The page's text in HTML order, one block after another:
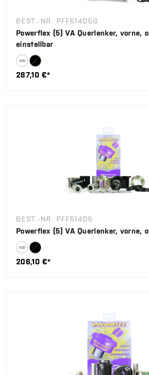
BEST.-NR. PFF51405G
Powerflex (5) VA Querlenker, vorne,
einstellbar
287,10 €*
BEST.-NR. PFF51405
Powerflex (5) VA Querlenker, vorne,
206,10 €*